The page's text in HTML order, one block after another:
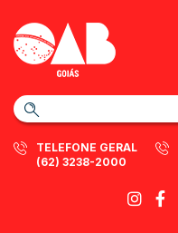
TELEFONE GERAL
(62) 3238-2000